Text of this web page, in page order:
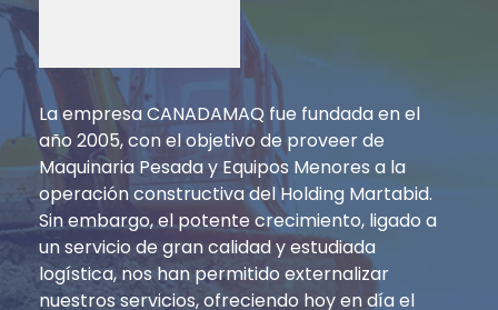
La empresa CANADAMAQ fue fundada en el
año 2005, con el objetivo de proveer de
Maquinaria Pesada y Equipos Menores a la
operación constructiva del Holding Martabid.
Sin embargo, el potente crecimiento, ligado a
un servicio de gran calidad y estudiada
logística, nos han permitido externalizar
nuestros servicios, ofreciendo hoy en día el